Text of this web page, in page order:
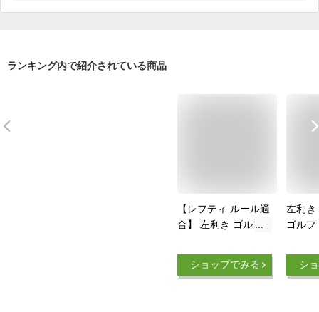
ランキング内で紹介されている商品
【レフティ ルール適
合】 左利き ゴルフ
イバー クラブ 46イ
ンチ マキシマックス
ショップでみる
左利き
ゴル
ンズ
44イ
シ